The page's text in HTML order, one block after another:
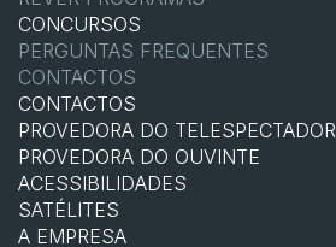
CONCURSOS
PERGUNTAS FREQUENTES
CONTACTOS
CONTACTOS
PROVEDORA DO TELESPECTADOR
PROVEDORA DO OUVINTE
ACESSIBILIDADES
SATÉLITES
A EMPRESA